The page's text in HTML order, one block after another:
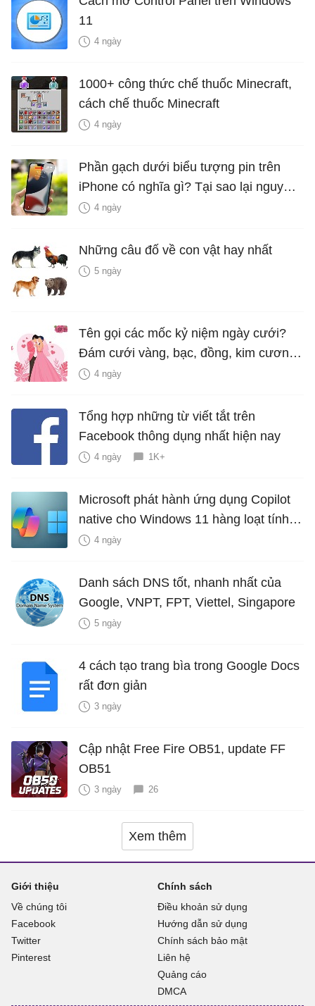
11
4 ngày
1000+ công thức chế thuốc Minecraft,
cách chế thuốc Minecraft
4 ngày
Phần gạch dưới biểu tượng pin trên
iPhone có nghĩa gì? Tại sao lại nguy
hiểm?
4 ngày
Những câu đố về con vật hay nhất
5 ngày
Tên gọi các mốc kỷ niệm ngày cưới?
Đám cưới vàng, bạc, đồng, kim cương
là bao nhiêu năm?
4 ngày
Tổng hợp những từ viết tắt trên
Facebook thông dụng nhất hiện nay
4 ngày 1K+
Microsoft phát hành ứng dụng Copilot
native cho Windows 11 hàng loạt tính
năng mới Hữu Ích
4 ngày
Danh sách DNS tốt, nhanh nhất của
Google, VNPT, FPT, Viettel, Singapore
5 ngày
4 cách tạo trang bìa trong Google Docs
rất đơn giản
3 ngày
Cập nhật Free Fire OB51, update FF
OB51
3 ngày 26
Xem thêm
Giới thiệu
Về chúng tôi
Facebook
Twitter
Pinterest
Chính sách
Điều khoản sử dụng
Hướng dẫn sử dụng
Chính sách bảo mật
Liên hệ
Quảng cáo
DMCA